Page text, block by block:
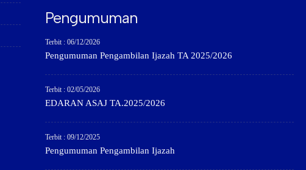
Pengumuman
Terbit : 06/12/2026
Pengumuman Pengambilan Ijazah TA 2025/2026
Terbit : 02/05/2026
EDARAN ASAJ TA.2025/2026
Terbit : 09/12/2025
Pengumuman Pengambilan Ijazah